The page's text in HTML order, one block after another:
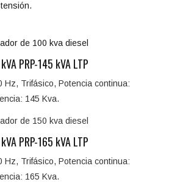
PRP-145 kVA LTP
Hz, Trifásico, Potencia continua:
145 Kva.
PRP-165 kVA LTP
Hz, Trifásico, Potencia continua:
165 Kva.